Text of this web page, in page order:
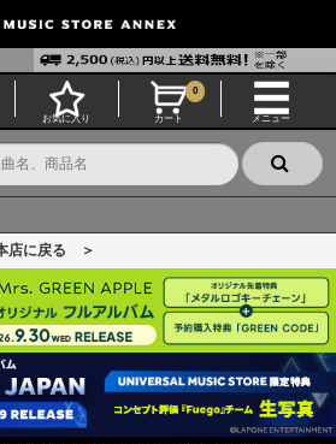
お気に入り カート
0
メニュー
店に戻る ＞